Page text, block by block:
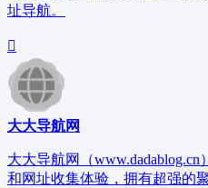
址导航。
大大导航网
大大导航网（
和网址收集体验，拥有超强的